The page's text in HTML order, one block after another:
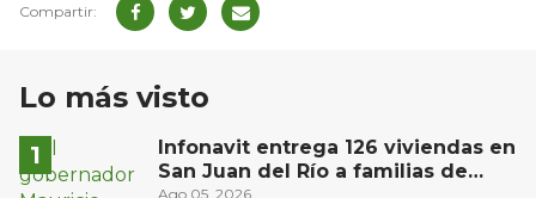
Lo más visto
Infonavit entrega 126 viviendas en
San Juan del Río a familias de
Ago 05, 2026